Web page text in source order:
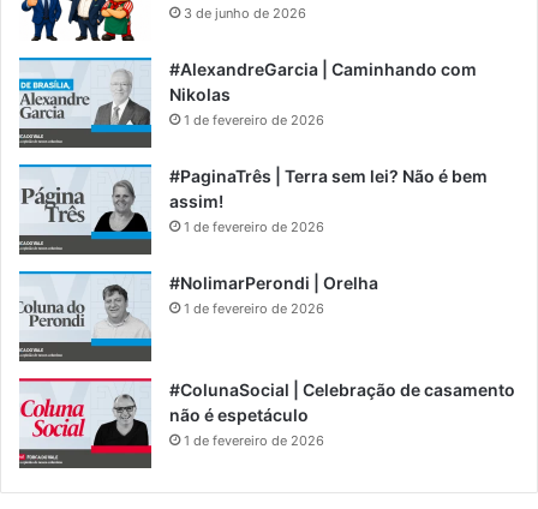
3 de junho de 2026
#AlexandreGarcia | Caminhando com
Nikolas
1 de fevereiro de 2026
#PaginaTrês | Terra sem lei? Não é bem
assim!
1 de fevereiro de 2026
#NolimarPerondi | Orelha
1 de fevereiro de 2026
#ColunaSocial | Celebração de casamento
não é espetáculo
1 de fevereiro de 2026